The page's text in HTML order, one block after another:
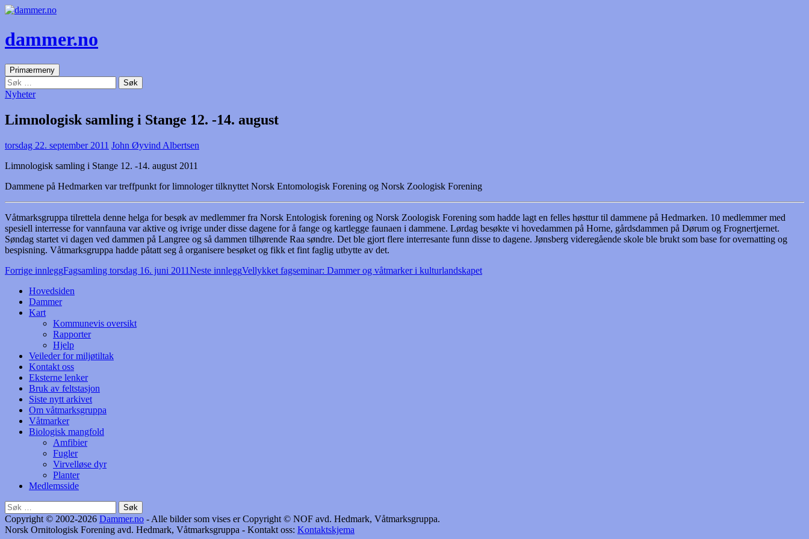
dammer.no
SøkPrimærmeny Gå
til
innhold
Søk
etter:
Nyheter
torsdag 22. september 2011 John Øyvind Albertsen
Limnologisk samling i Stange 12. -14. aug‏ust 2011
Dammene på Hedmarken var treffpunkt for limnologer tilknyttet Norsk Entomologisk Forening og Norsk Zoologisk Forening
Våtmarksgruppa tilrettela denne helga for besøk av medlemmer fra Norsk Entologisk forening og Norsk Zoologisk Forening som hadde lagt en felles høsttur til dammene på Hedmarken. 10 medlemmer med
spesiell interresse for vannfauna var aktive og ivrige under disse dagene for å fange og kartlegge faunaen i dammene. Lørdag besøkte vi hovedammen på Horne, gårdsdammen på Dørum og Frognertjernet.
Søndag startet vi dagen ved dammen på Langree og så dammen tilhørende Raa søndre. Det ble gjort flere interresante funn disse to dagene. Jønsberg videregående skole ble brukt som base for overnatting og
bespisning. Våtmarksgruppa hadde påtatt seg å organisere besøket og fikk et fint faglig utbytte av det.
Innleggsnavigasjon
Forrige innleggFagsamling torsdag 16. juni 2011Neste innleggVellykket fagseminar: Dammer og våtmarker i kulturlandskapet
Hovedsiden
Dammer
Kart
Kommunevis oversikt
Rapporter
Hjelp
Veileder for miljøtiltak
Kontakt oss
Eksterne lenker
Bruk av feltstasjon
Siste nytt arkivet
Om våtmarksgruppa
Våtmarker
Biologisk mangfold
Amfibier
Fugler
Virvelløse dyr
Planter
Medlemsside
Søk
etter:
Copyright © 2002-2026 Dammer.no - Alle bilder som vises er Copyright © NOF avd. Hedmark, Våtmarksgruppa.
Norsk Ornitologisk Forening avd. Hedmark, Våtmarksgruppa - Kontakt oss: Kontaktskjema